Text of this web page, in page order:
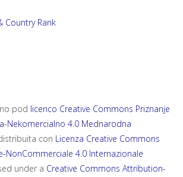
HISTORIA ET SOCIOLOGIA 35, 2025, 4
pod licenco Creative Commons Priznanje
Nekomercialno 4.0 Mednarodna
con Licenza Creative Commons
NonCommerciale 4.0 Internazionale
under a Creative Commons Attribution-